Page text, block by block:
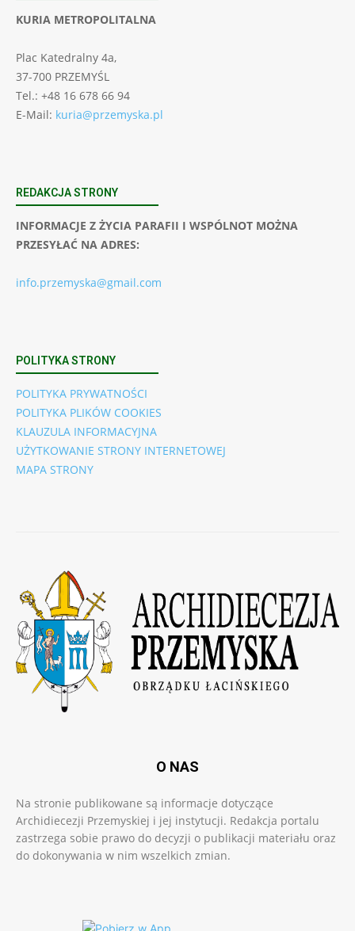
KURIA METROPOLITALNA
Plac Katedralny 4a,
37-700 PRZEMYŚL
Tel.: +48 16 678 66 94
E-Mail: kuria@przemyska.pl
REDAKCJA STRONY
INFORMACJE Z ŻYCIA PARAFII I WSPÓLNOT MOŻNA
PRZESYŁAĆ NA ADRES:
info.przemyska@gmail.com
POLITYKA STRONY
POLITYKA PRYWATNOŚCI
POLITYKA PLIKÓW COOKIES
KLAUZULA INFORMACYJNA
UŻYTKOWANIE STRONY INTERNETOWEJ
MAPA STRONY
O NAS
Na stronie publikowane są informacje dotyczące
Archidiecezji Przemyskiej i jej instytucji. Redakcja portalu
zastrzega sobie prawo do decyzji o publikacji materiału oraz
do dokonywania w nim wszelkich zmian.